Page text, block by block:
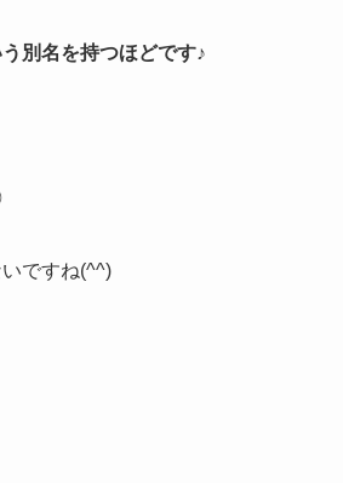
別名を持つほどです♪
ですね(^^)